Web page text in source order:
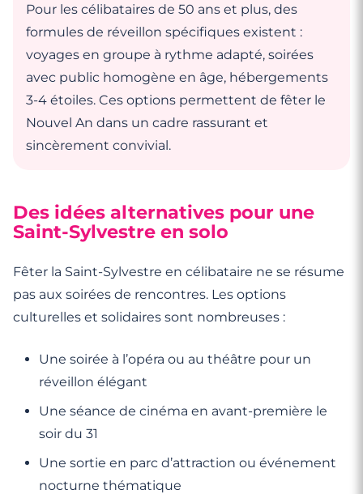
Pour les célibataires de 50 ans et plus, des
formules de réveillon spécifiques existent :
voyages en groupe à rythme adapté, soirées
avec public homogène en âge, hébergements
3-4 étoiles. Ces options permettent de fêter le
Nouvel An dans un cadre rassurant et
sincèrement convivial.
Des idées alternatives pour une
Saint-Sylvestre en solo
Fêter la Saint-Sylvestre en célibataire ne se résume
pas aux soirées de rencontres. Les options
culturelles et solidaires sont nombreuses :
Une soirée à l’opéra ou au théâtre pour un
réveillon élégant
Une séance de cinéma en avant-première le
soir du 31
Une sortie en parc d’attraction ou événement
nocturne thématique